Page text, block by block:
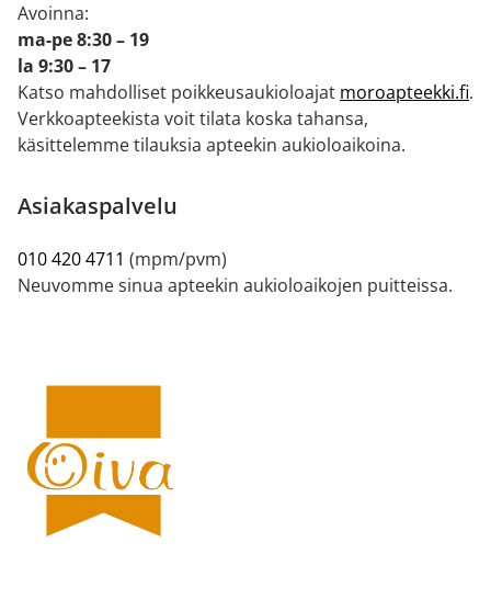
Avoinna:
ma-pe 8:30 – 19
la 9:30 – 17
Katso mahdolliset poikkeusaukioloajat moroapteekki.fi.
Verkkoapteekista voit tilata koska tahansa,
käsittelemme tilauksia apteekin aukioloaikoina.
Asiakaspalvelu
010 420 4711 (mpm/pvm)
Neuvomme sinua apteekin aukioloaikojen puitteissa.